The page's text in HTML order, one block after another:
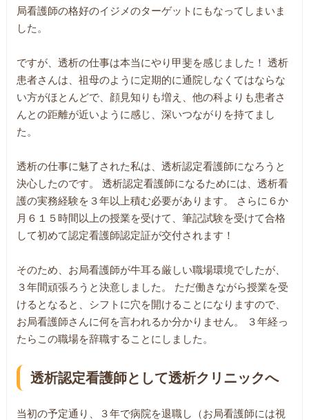
局看護師の格好のイジメのターゲットにもなってしまいま
した。
ですが、透析の仕事は本当にやり甲斐を感じました！ 透析
患者さんは、祖母のように定期的に通院しなくてはならな
い方がほとんどで、顔見知りも増え、他の科よりも患者さ
んとの距離が近いように感じ、深いつながりを持てまし
た。
透析の仕事に魅了された私は、透析認定看護師になろうと
決心したのです。 透析認定看護師になるためには、透析看
護の実務経験を３年以上積む必要があります。 さらに６か
月６１５時間以上の授業を受けて、筆記試験を受けて合格
して初めて認定看護師認定証が交付されます！
そのため、お局看護師が牛耳る厳しい職場環境でしたが、
３年間頑張ろうと決意しました。 ただ働きながら授業を受
けるとなると、シフトに穴を開けることになりますので、
お局看護師さんに何を言われるか分かりません。 ３年経っ
たらこの職場を辞職することにしました。
透析認定看護師として透析クリニックへ
当初の予定通り、３年で病院を退職し（お局看護師には視